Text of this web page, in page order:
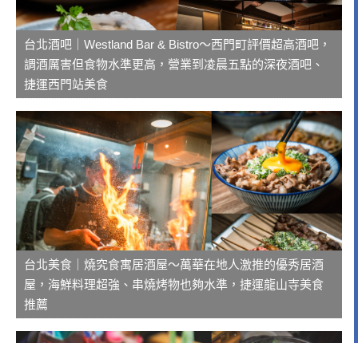
台北酒吧｜Westland Bar & Bistro～西門町評價超高酒吧，
調酒厲害但食物水準更高，營業到凌晨五點的深夜酒吧、
捷運西門站美食
台北美食｜燒究食寓居酒屋～萬華在地人激推的優秀居酒
屋，海鮮料理超強、串燒烤物也夠水準，捷運龍山寺美食
推薦